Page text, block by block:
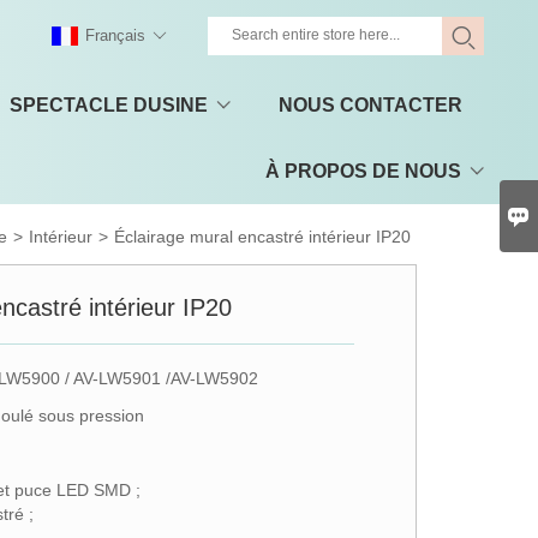
SPECTACLE DUSINE NOUS CONTACTER
À PROPOS DE NOUS
Français
> Intérieur > Éclairage mural encastré intérieur IP20
intérieur IP20
/ AV-LW5901 /AV-LW5902
sous pression
puce LED SMD ;
;
